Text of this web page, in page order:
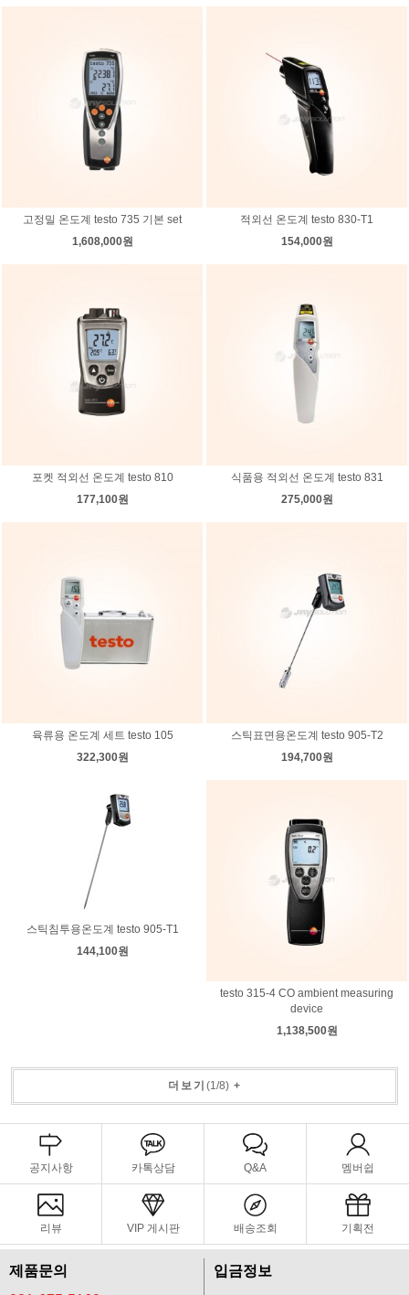
고정밀 온도계 testo 735 기본 set
1,608,000원
적외선 온도계 testo 830-T1
154,000원
포켓 적외선 온도계 testo 810
177,100원
식품용 적외선 온도계 testo 831
275,000원
육류용 온도계 세트 testo 105
322,300원
스틱표면용온도계 testo 905-T2
194,700원
스틱침투용온도계 testo 905-T1
144,100원
testo 315-4 CO ambient measuring
device
1,138,500원
더보기 (1/8)+
공지사항 카톡상담 Q&A 멤버쉽
리뷰 VIP 게시판 배송조회 기획전
제품문의
입금정보